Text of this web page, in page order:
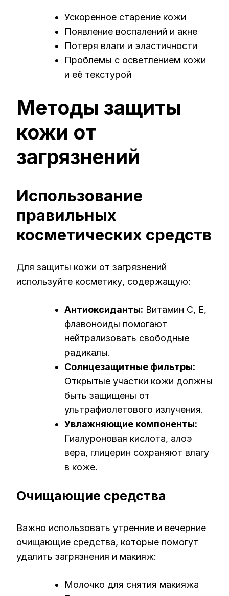
Ускоренное старение кожи
Появление воспалений и акне
Потеря влаги и эластичности
Проблемы с осветлением кожи
и её текстурой
Методы защиты
кожи от
загрязнений
Использование
правильных
косметических средств
Для защиты кожи от загрязнений
используйте косметику, содержащую:
Антиоксиданты: Витамин C, E,
флавоноиды помогают
нейтрализовать свободные
радикалы.
Солнцезащитные фильтры:
Открытые участки кожи должны
быть защищены от
ультрафиолетового излучения.
Увлажняющие компоненты:
Гиалуроновая кислота, алоэ
вера, глицерин сохраняют влагу
в коже.
Очищающие средства
Важно использовать утренние и вечерние
очищающие средства, которые помогут
удалить загрязнения и макияж:
Молочко для снятия макияжа